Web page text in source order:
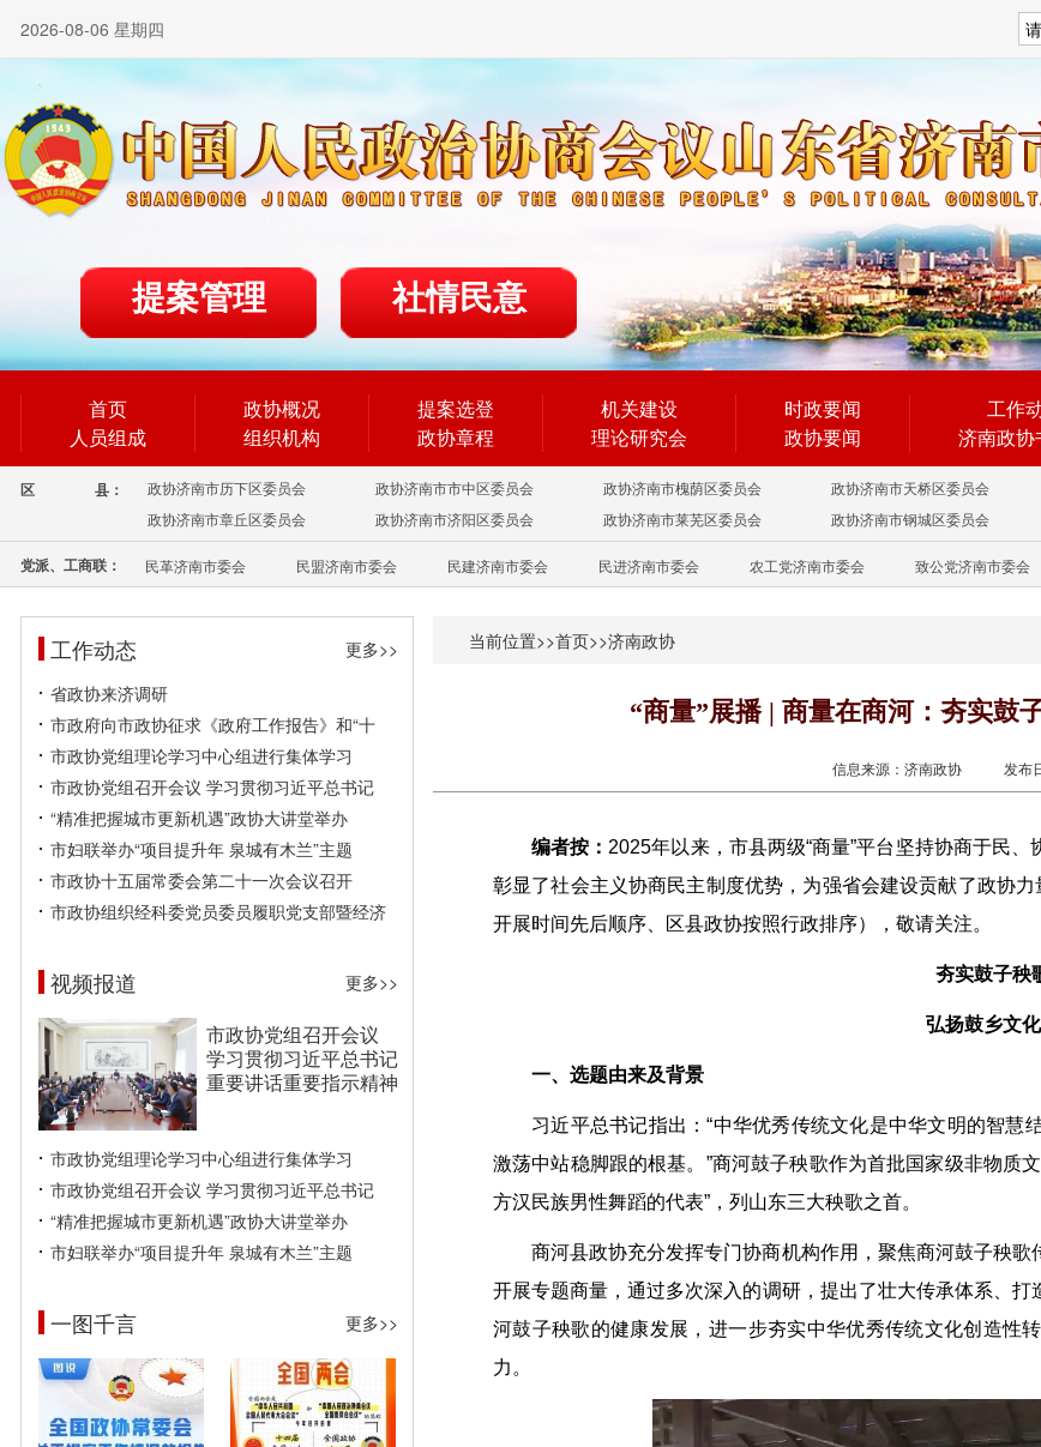
2026-08-06 星期四
提案管理 社情民意
首页
人员组成
政协概况
组织机构
提案选登
政协章程
机关建设
理论研究会
时政要闻
政协要闻
工作
济南政协
区 县： 政协济南市历下区委员会 政协济南市市中区委员会 政协济南市槐荫区委员会 政协济南市天桥区委员会
政协济南市章丘区委员会
政协济南市济阳区委员会 政协济南市莱芜区委员会 政协济南市钢城区委员会
党派、工商联： 民革济南市委会 民盟济南市委会 民建济南市委会 民进济南市委会 农工党济南市委会 致公党济南市委会
工作动态
更多>>
省政协来济调研
市政府向市政协征求《政府工作报告》和“十
市政协党组理论学习中心组进行集体学习
市政协党组召开会议 学习贯彻习近平总书记
“精准把握城市更新机遇”政协大讲堂举办
市妇联举办“项目提升年 泉城有木兰”主题
市政协十五届常委会第二十一次会议召开
市政协组织经科委党员委员履职党支部暨经济
视频报道 更多>>
市政协党组召开会议
学习贯彻习近平总书记
重要讲话重要指示精神
市政协党组理论学习中心组进行集体学习
市政协党组召开会议 学习贯彻习近平总书记
“精准把握城市更新机遇”政协大讲堂举办
市妇联举办“项目提升年 泉城有木兰”主题
一图千言 更多>>
当前位置>>首页>>济南政协
“商量”展播 | 商量在商河：夯实鼓
信息来源：济南政协 发布
编者按： 2025年以来，市县两级“商量”平台坚持协商于民
彰显了社会主义协商民主制度优势，为强省会建设贡献了政协
开展时间先后顺序、区县政协按照行政排序），敬请关注。
夯实鼓子秧
弘扬鼓乡文
一、选题由来及背景
习近平总书记指出：“中华优秀传统文化是中华文明的智
激荡中站稳脚跟的根基。”商河鼓子秧歌作为首批国家级非物质
方汉民族男性舞蹈的代表”，列山东三大秧歌之首。
商河县政协充分发挥专门协商机构作用，聚焦商河鼓子秧
开展专题商量，通过多次深入的调研，提出了壮大传承体系、
河鼓子秧歌的健康发展，进一步夯实中华优秀传统文化创造性
力。